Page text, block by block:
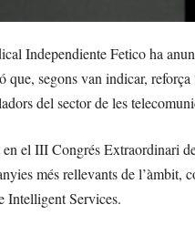
Independiente Fetico ha
que, segons van indicar,
del sector de les
el III Congrés Extraordinari
més rellevants de
Intelligent Services.